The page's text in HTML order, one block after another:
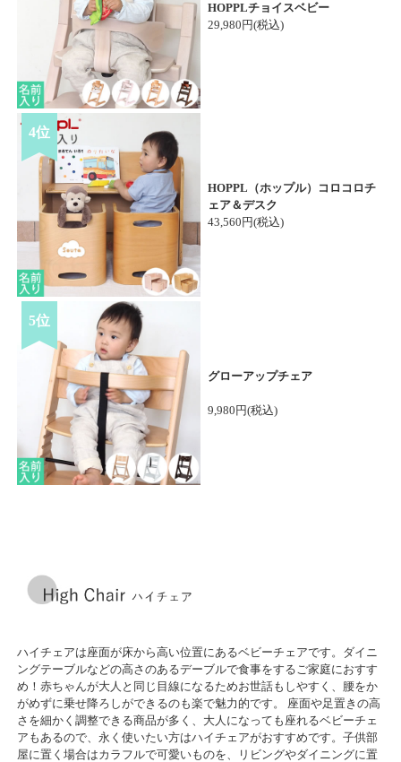
HOPPLチョイスベビー
29,980円(税込)
4位
HOPPL（ホップル）コロコロチ
ェア＆デスク
43,560円(税込)
5位
グローアップチェア
9,980円(税込)
ハイチェアは座面が床から高い位置にあるベビーチェアです。ダイニ
ングテーブルなどの高さのあるデーブルで食事をするご家庭におすす
め！赤ちゃんが大人と同じ目線になるためお世話もしやすく、腰をか
がめずに乗せ降ろしができるのも楽で魅力的です。 座面や足置きの高
さを細かく調整できる商品が多く、大人になっても座れるベビーチェ
アもあるので、永く使いたい方はハイチェアがおすすめです。子供部
屋に置く場合はカラフルで可愛いものを、リビングやダイニングに置